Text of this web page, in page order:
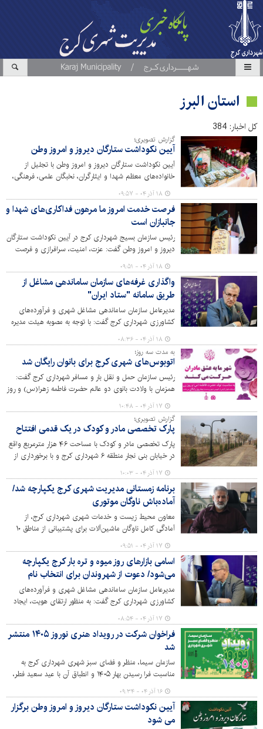
استان البرز
کل اخبار: 384
گزارش تصویری؛
آیین نکوداشت ستارگان دیروز و امروز وطن
آیین نکوداشت ستارگان دیروز و امروز وطن با تجلیل از
خانواده‌های معظم شهدا و ایثارگران، نخبگان علمی، فرهنگی،
ورزشی و قرآنی سازمان سیما، منظر و فضای سبز شهری با
حضور اعضای شورای شهرکرج و جمعی از مسئولان و بسیجیان
در مجموعه فرهنگی میلاد شهرداری کرج برگزار شد.
۱۸ آذر ۰۴ - ۰۹:۵۷
فرصت خدمت امروز ما مرهون فداکاری‌های شهدا و
جانبازان است
رئیس سازمان بسیج شهرداری کرج در آیین نکوداشت ستارگان
دیروز و امروز وطن گفت: عزت، امنیت، سرافرازی و فرصت
خدمتی که برای ما فراهم آمده، مرهون فداکاری‌های شهدا و
جانبازانی است که از جان و مال و خانواده خود گذشته و این
چراغ را به‌عنوان هدیه‌ای ارزشمند قرار دادند و وظیفه‌ی ما
است در هر جایگاهی از این سرافرازان تقدیر کنیم.
۱۸ آذر ۰۴ - ۰۹:۵۱
واگذاری غرفه‌های سازمان ساماندهی مشاغل از
طریق سامانه "ستاد ایران"
مدیرعامل سازمان ساماندهی مشاغل شهری و فرآورده‌های
کشاورزی شهرداری کرج گفت: با توجه به مصوبه هیئت مدیره
سازمان، به منظور کاهش مراجعات حضوری و ایجاد دسترسی
یکسان برای تمام متقاضیان، واگذاری غرفه‌ها از طریق سامانه
ستاد ایران انجام خواهد شد.
۱۸ آذر ۰۴ - ۰۸:۳۶
به مدت سه روز؛
اتوبوس‌های شهری کرج برای بانوان رایگان شد
رئیس سازمان حمل و نقل بار و مسافر شهرداری کرج گفت:
همزمان با ولادت بانوی دو عالم حضرت فاطمه زهرا(س) و روز
مدت سه روز، برای استفاده بانوان رایگان است.
۱۷ آذر ۰۴ - ۱۰:۴۸
گزارش تصویری؛
پارک تخصصی مادر و کودک در یک قدمی افتتاح
پارک تخصصی مادر و کودک با مساحت ۴۶ هزار مترمربع واقع
در خیابان بنی نجار منطقه ۶ شهرداری کرج و با برخورداری از
امکانات خانه کودک، پیست دوچرخه سواری، آمفی تئاتر،
شهربازی، کافه کتاب، زمین اسکیت و فروشگاه کتاب در حال
ساخت است. عملیات کاشت و توسعه فضای سبز این پارک در
مراحل پایانی قرار دارد و به زودی با امکانات و تجهیزات
مناسب تقدیم شهروندان خواهد شد.
۱۷ آذر ۰۴ - ۱۰:۰۳
برنامه زمستانی مدیریت شهری کرج یکپارچه شد/
آماده‌باش ناوگان موتوری
معاون محیط زیست و خدمات شهری شهرداری کرج، از
آمادگی کامل ناوگان ماشین‌آلات برای پشتیبانی از مناطق ۱۰
گانه در عملیات زمستانی خبر داد و گفت: جلسه هماهنگی
برای این منظور برگزار شده است.
۱۷ آذر ۰۴ - ۰۹:۵۱
اسامی بازارهای روز میوه و تره بار کرج یکپارچه
می‌شود/ دعوت از شهروندان برای انتخاب نام
مدیرعامل سازمان ساماندهی مشاغل شهری و فرآورده‌های
کشاورزی شهرداری کرج گفت: به منظور ارتقای هویت، ایجاد
وحدت رویه و معرفی بهتر بازار روزهای میوه و تره بار، طرح
ایجاد نام یکپارچه برای تمامی این مراکز کلید زده شد.
۱۷ آذر ۰۴ - ۰۸:۵۴
فراخوان شرکت در رویداد هنری نوروز ۱۴۰۵ منتشر
شد
سازمان سیما، منظر و فضای سبز شهری شهرداری کرج به
مناسبت فرا رسیدن بهار ۱۴۰۵ و انطباق آن با عید سعید فطر،
رویداد هنری نوروزی در بخش‌های آثار حجمی و ورکشاپ
هنری نقاشی را از طریق مشارکتِ هنرمندان برگزار کند.
۱۶ آذر ۰۴ - ۰۹:۳۴
آیین نکوداشت ستارگان دیروز و امروز وطن برگزار
می شود